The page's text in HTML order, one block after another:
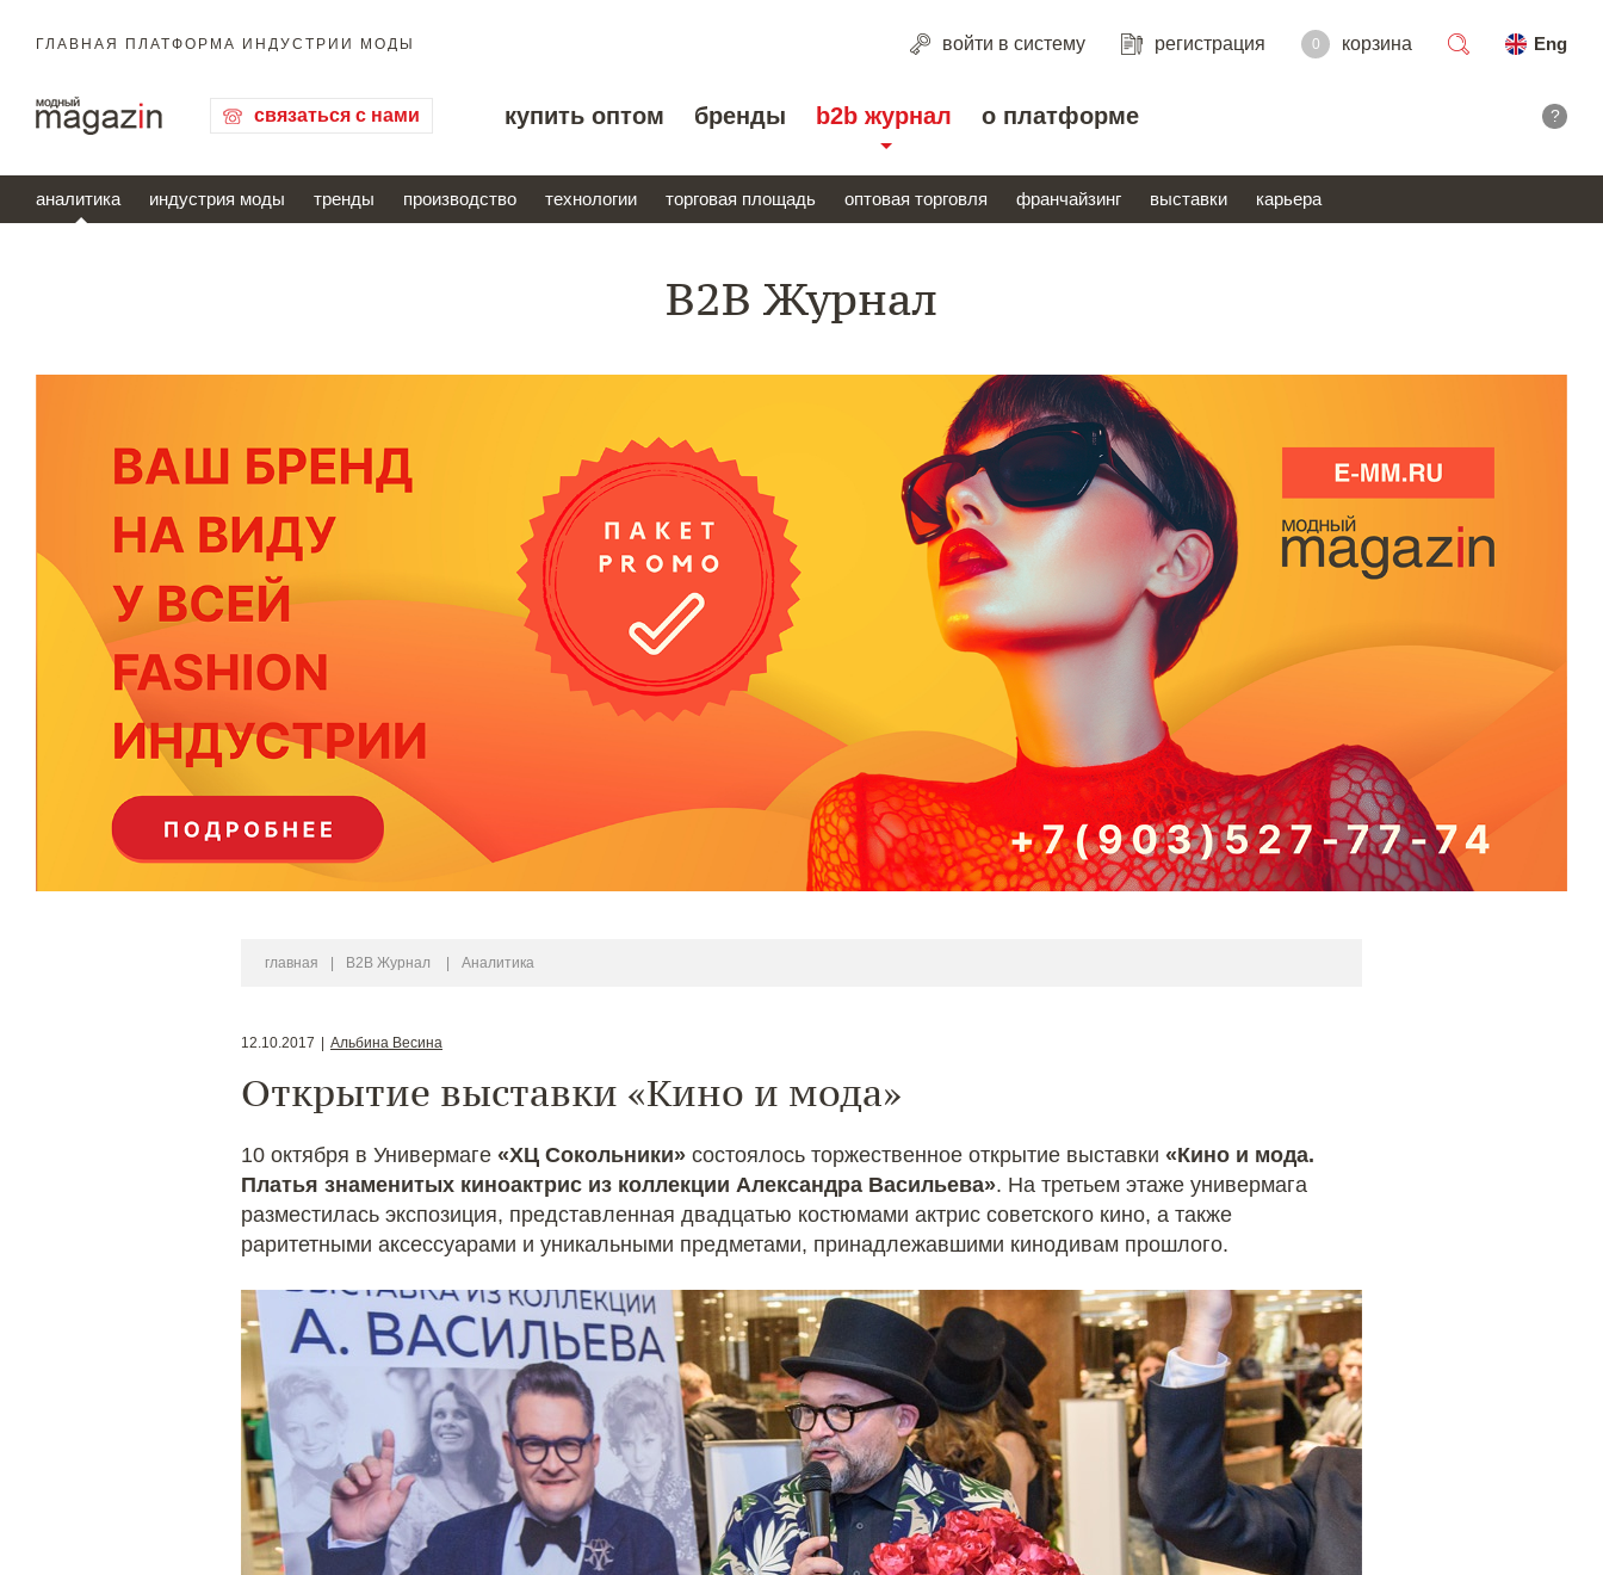
ГЛАВНАЯ ПЛАТФОРМА ИНДУСТРИИ МОДЫ войти в систему регистрация 0 корзина
Eng
связаться с нами купить оптом бренды b2b журнал о платформе ?
аналитика индустрия моды тренды производство технологии торговая площадь оптовая торговля франчайзинг выставки карьера
B2B Журнал
главная B2B Журнал Аналитика
12.10.2017 Альбина Весина
Открытие выставки «Кино и мода»
10 октября в Универмаге «ХЦ Сокольники» состоялось торжественное открытие выставки «Кино и мода.
Платья знаменитых киноактрис из коллекции Александра Васильева». На третьем этаже универмага
разместилась экспозиция, представленная двадцатью костюмами актрис советского кино, а также
раритетными аксессуарами и уникальными предметами, принадлежавшими кинодивам прошлого.